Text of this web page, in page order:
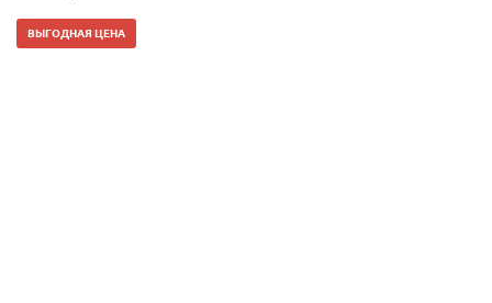
ВЫГОДНАЯ ЦЕНА